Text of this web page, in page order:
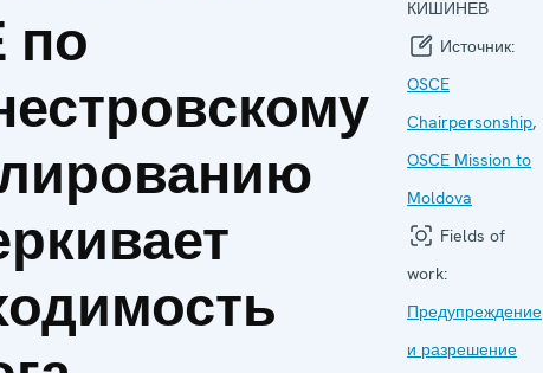
КИШИНЕВ
Источник:
OSCE
Chairpersonship,
OSCE Mission to
Moldova
Fields of
work:
Предупреждение
и разрешение